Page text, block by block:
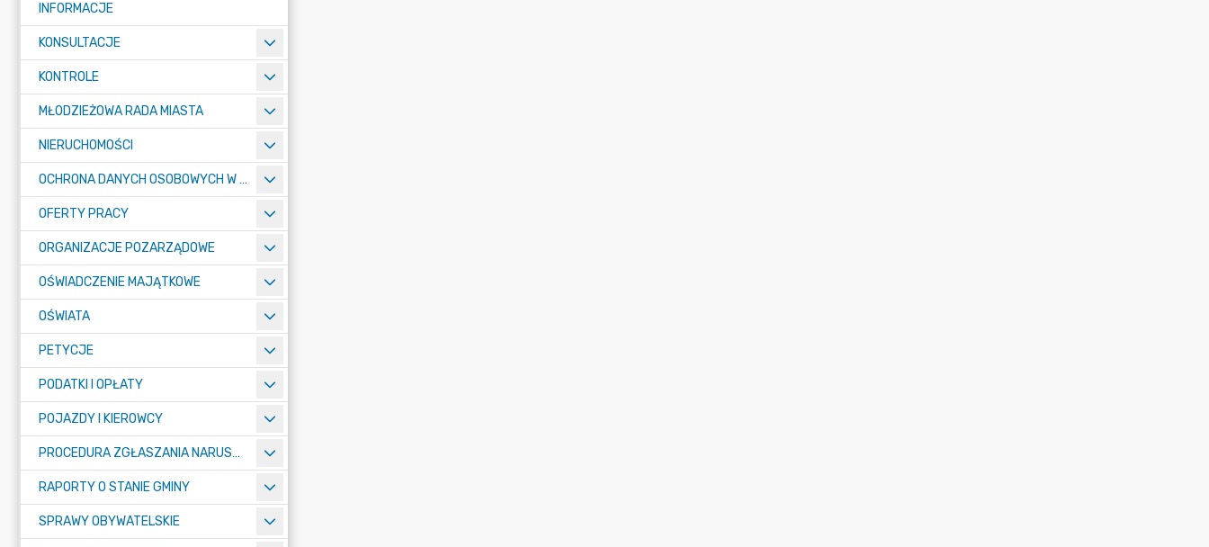
INFORMACJE
KONSULTACJE
KONTROLE
MŁODZIEŻOWA RADA MIASTA
NIERUCHOMOŚCI
OCHRONA DANYCH OSOBOWYCH W URZĘDZIE MIASTA ŻORY - RODO
OFERTY PRACY
ORGANIZACJE POZARZĄDOWE
OŚWIADCZENIE MAJĄTKOWE
OŚWIATA
PETYCJE
PODATKI I OPŁATY
POJAZDY I KIEROWCY
PROCEDURA ZGŁASZANIA NARUSZEŃ PRAWA
RAPORTY O STANIE GMINY
SPRAWY OBYWATELSKIE